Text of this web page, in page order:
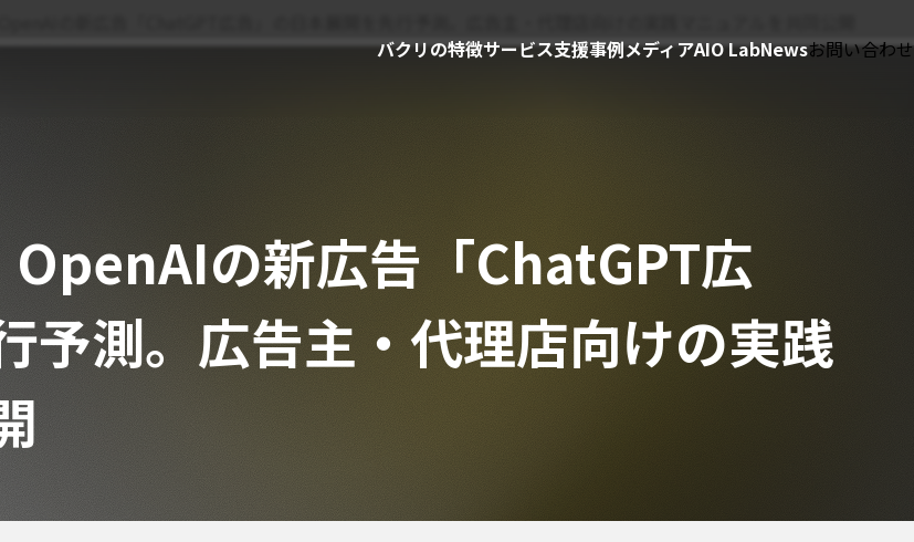
バクリの特徴サービス支援事例メディアAIO LabNewsお問い合わせ
の新広告「ChatGPT広
予測。広告主・代理店向けの実践